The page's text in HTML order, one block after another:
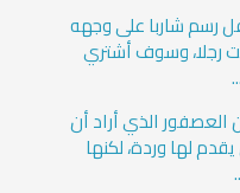
رسم شاربا على وجهه
رجلا، وسوف أشتري
الذي أراد أن
لها وردة، لكنها